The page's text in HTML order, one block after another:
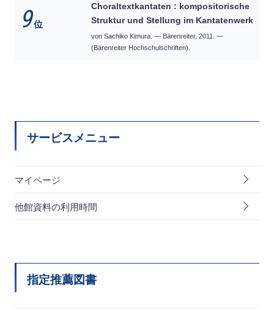
9位
Choraltextkantaten : kompositorische
Struktur und Stellung im Kantatenwerk
von Sachiko Kimura. — Bärenreiter, 2011. —
(Bärenreiter Hochschulschriften).
サービスメニュー
マイページ
他館資料の利用時間
指定推薦図書